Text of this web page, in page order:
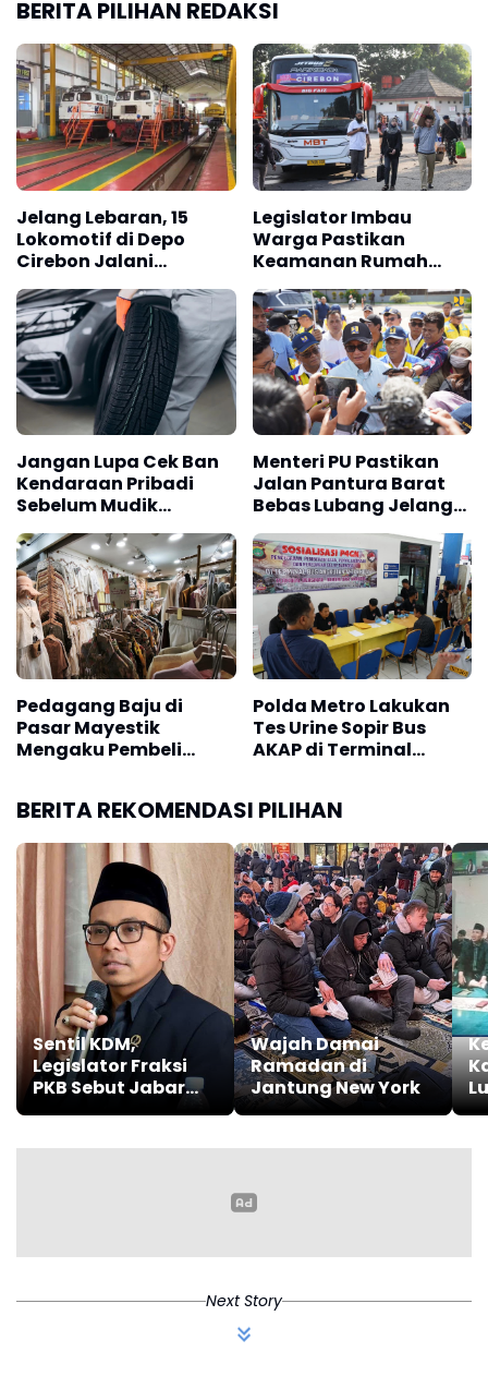
Kemenag Aceh akan melaksanakan kegiatan
edukasi pemaparan keadaan hilal dan rilis pers di
Gedung Observatorium Tgk. Chiek Aceh Besar.
Keputusan final tetap menunggu hasil sidang isbat
yang akan diumumkan oleh Kemenag. (*)
BERITA PILIHAN REDAKSI
Jelang Lebaran, 15
Lokomotif di Depo
Cirebon Jalani
Pemeriksaan
Menyeluruh
Legislator Imbau
Warga Pastikan
Keamanan Rumah
Sebelum Mudik
Jangan Lupa Cek Ban
Kendaraan Pribadi
Sebelum Mudik
Lebaran
Menteri PU Pastikan
Jalan Pantura Barat
Bebas Lubang Jelang
Mudik 2026
Pedagang Baju di
Pasar Mayestik
Mengaku Pembeli
Polda Metro Lakukan
Tes Urine Sopir Bus
AKAP di Terminal
BERITA REKOMENDASI PILIHAN
Sentil KDM,
Legislator Fraksi
PKB Sebut Jabar
Diminta Belajar
Kepedulian
Wajah Damai
Ramadan di
Jantung New York
Next Story